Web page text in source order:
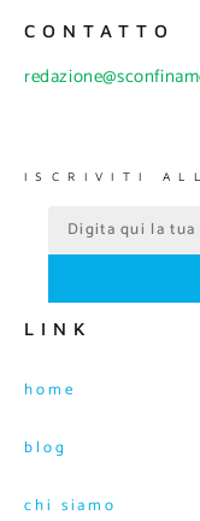
CONTATTO
ISCRIVITI
LINK
home
blog
chi siamo